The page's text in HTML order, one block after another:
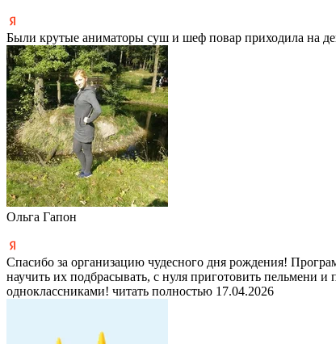
Были крутые аниматоры суш и шеф повар приходила на
Ольга Гапон
Спасибо за организацию чудесного дня рождения!
научить их подбрасывать, с нуля приготовить пельмени
одноклассниками! читать полностью 17.04.2026